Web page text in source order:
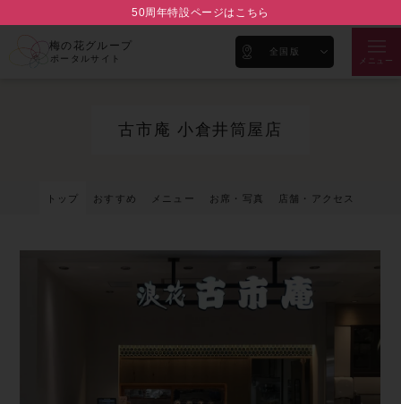
50周年特設ページはこちら
梅の花グループ
ポータルサイト
全国版
メニュー
古市庵 小倉井筒屋店
トップ おすすめ メニュー お席・写真 店舗・アクセス